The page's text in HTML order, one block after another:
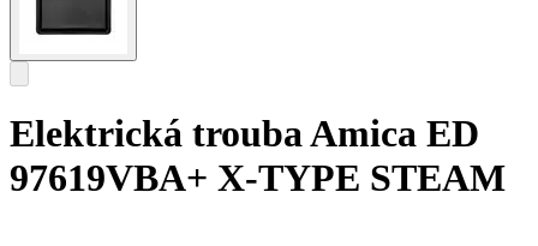
Elektrická trouba Amica ED
97619VBA+ X-TYPE STEAM